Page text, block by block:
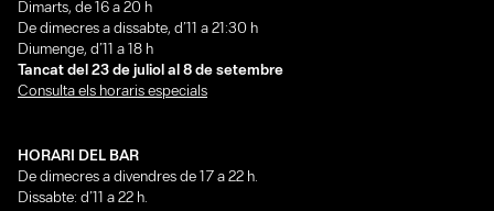
Dimarts, de 16 a 20 h
De dimecres a dissabte, d’11 a 21:30 h
Diumenge, d’11 a 18 h
Tancat del 23 de juliol al 8 de setembre
Consulta els horaris especials
HORARI DEL BAR
De dimecres a divendres de 17 a 22 h.
Dissabte: d’11 a 22 h.